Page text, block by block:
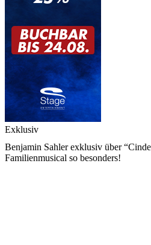
Exklusiv
Benjamin Sahler exklusiv über
Familienmusical so besonders!